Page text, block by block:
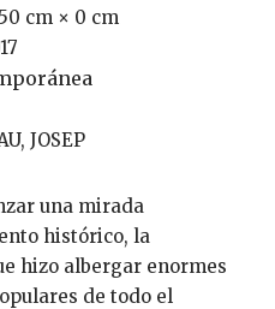
cm × 0 cm
JOSEP
histórico, la
hizo albergar enormes
de todo el